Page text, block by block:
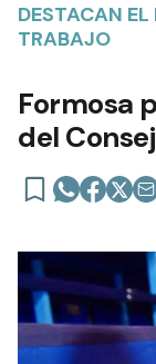
DESTACAN
TRABAJO
Formosa
del